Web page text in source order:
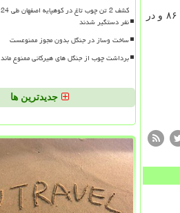
شهبازی در انتها اظهاركرد: میانگین شاخص كیفیت هوای تهران طی ۲۴ ساعت گذشته ۷۸ وهوا در شرایط سالم بود. این شاخص هم اكنون ۸۶ و در
نفر دستگیر شدند
ساخت وساز در جنگل بدون مجوز ممنوعست
برداشت چوب از جنگل های هیرکانی ممنوع ماند
جدیدترین ها